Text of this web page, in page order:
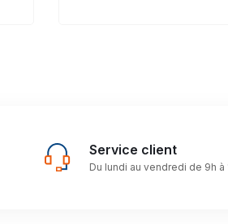
Service client
Du lundi au vendredi de 9h à